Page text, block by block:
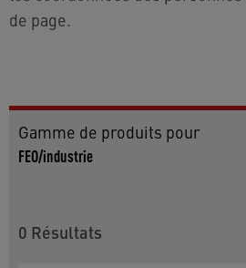
de page.
Gamme de produits pour
FEO/industrie
0 Résultats